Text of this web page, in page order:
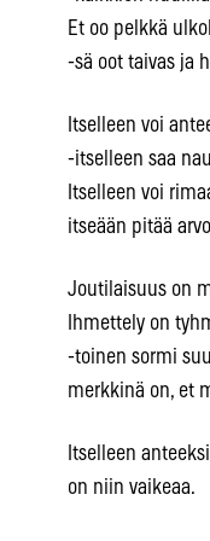
Et oo pelkkä
-sä oot taivas ja
Itselleen voi
-itselleen saa
Itselleen voi
itseään pitää
Joutilaisuus on
Ihmettely on
-toinen sormi
merkkinä on, et
Itselleen
on niin vaikeaa.